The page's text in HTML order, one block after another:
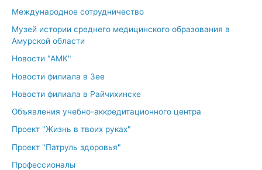
Международное сотрудничество
Музей истории среднего медицинского образования в
Амурской области
Новости "АМК"
Новости филиала в Зее
Новости филиала в Райчихинске
Объявления учебно-аккредитационного центра
Проект "Жизнь в твоих руках"
Проект "Патруль здоровья"
Профессионалы